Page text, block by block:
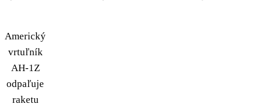
Americký
vrtuľník
AH-1Z
odpaľuje
raketu